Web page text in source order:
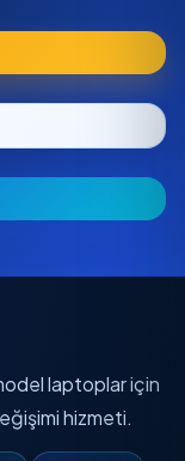
laptoplar için
hizmeti.